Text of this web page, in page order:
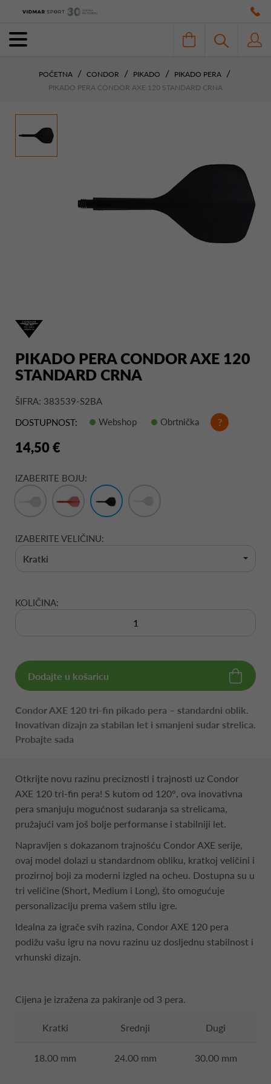
POČETNA CONDOR PIKADO
PIKADO PERA
PIKADO PERA CONDOR AXE 120 STANDARD CRNA
PIKADO PERA CONDOR AXE 120
STANDARD CRNA
ŠIFRA: 383539-S2BA
DOSTUPNOST:
Webshop Obrtnička ?
14,50 €
IZABERITE BOJU:
IZABERITE VELIČINU:
Kratki
KOLIČINA:
Dodajte u košaricu
Condor AXE 120 tri-fin pikado pera – standardni oblik.
Inovativan dizajn za stabilan let i smanjeni sudar strelica.
Probajte sada
Otkrijte novu razinu preciznosti i trajnosti uz Condor
AXE 120 tri-fin pera! S kutom od 120°, ova inovativna
pera smanjuju mogućnost sudaranja sa strelicama,
pružajući vam još bolje performanse i stabilniji let.
Napravljen s dokazanom trajnošću Condor AXE serije,
ovaj model dolazi u standardnom obliku, kratkoj veličini i
prozirnoj boji za moderni izgled na ocheu. Dostupna su u
tri veličine (Short, Medium i Long), što omogućuje
personalizaciju prema vašem stilu igre.
Idealna za igrače svih razina, Condor AXE 120 pera
podižu vašu igru na novu razinu uz dosljednu stabilnost i
vrhunski dizajn.
Cijena je izražena za pakiranje od 3 pera.
Kratki Srednji Dugi
18.00 mm 24.00 mm 30.00 mm